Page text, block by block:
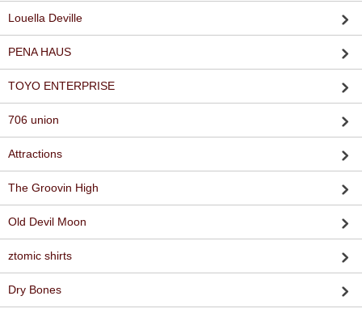
Louella Deville
PENA HAUS
TOYO ENTERPRISE
706 union
Attractions
The Groovin High
Old Devil Moon
ztomic shirts
Dry Bones